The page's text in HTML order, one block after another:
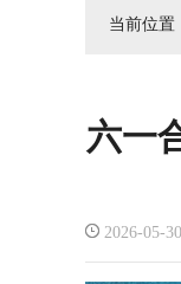
当前位置
六一
2026-05-